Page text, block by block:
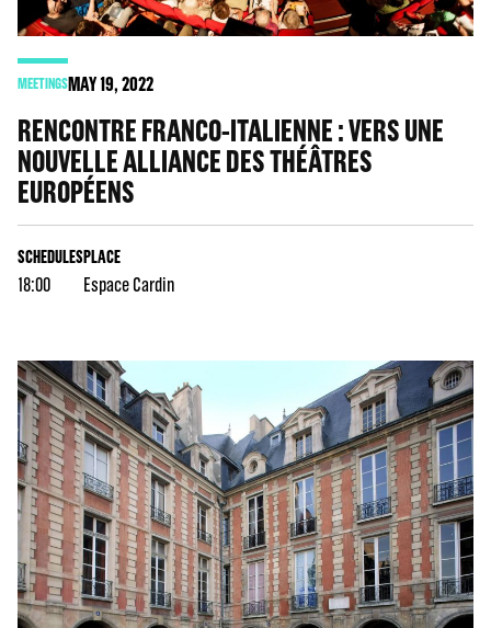
MEETINGSMAY19, 2022
RENCONTRE FRANCO-ITALIENNE : VERS UNE
NOUVELLE ALLIANCE DES THÉÂTRES
EUROPÉENS
SCHEDULES
18:00
PLACE
Espace Cardin